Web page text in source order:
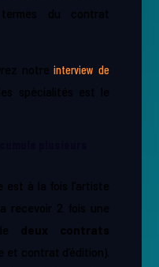
du contrat
notreinterview de
spécialités est le
est à la fois l’artiste
recevoir 2 fois une
deux contrats
et contrat d’édition).